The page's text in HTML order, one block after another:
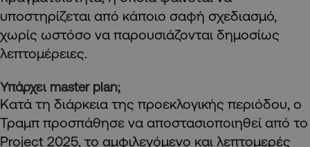
υποστηρίζεται από κάποιο σαφή σχεδιασμό,
χωρίς ωστόσο να παρουσιάζονται δημοσίως
λεπτομέρειες.
Υπάρχει master plan;
Κατά τη διάρκεια της προεκλογικής περιόδου, ο
Τραμπ προσπάθησε να αποστασιοποιηθεί από το
Project 2025, το αμφιλεγόμενο και λεπτομερές